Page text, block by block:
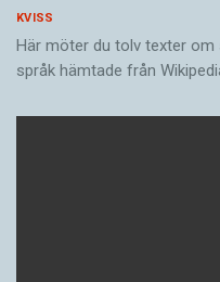
KVISS
Här möter du tolv texter om
språk hämtade från